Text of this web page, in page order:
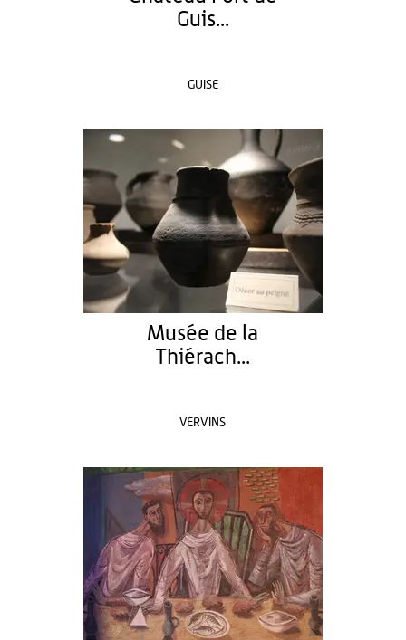
Guis...
GUISE
Musée de la
Thiérach...
VERVINS